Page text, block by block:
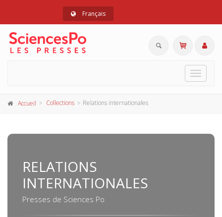
Français
Toggle
Accueil Collections Relations internationales
RELATIONS
INTERNATIONALES
Presses de Sciences Po